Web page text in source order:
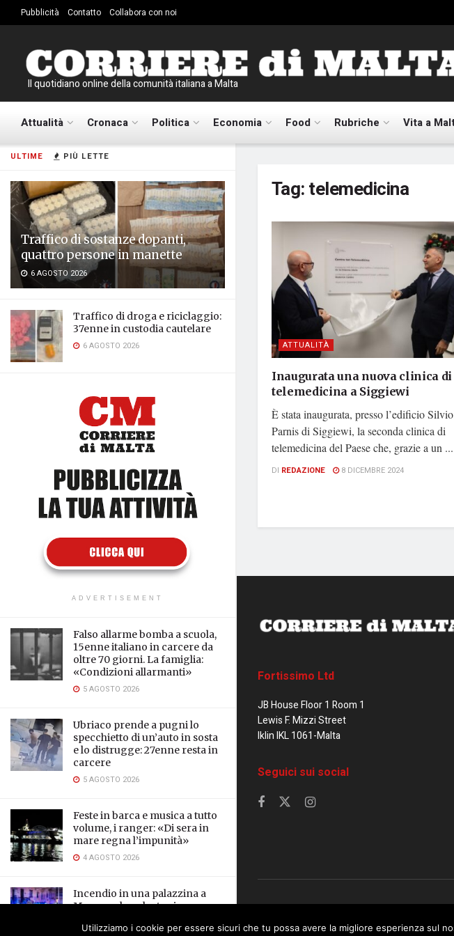
ULTIME PIÙ LETTE
Traffico di sostanze dopanti,
quattro persone in manette
6 AGOSTO 2026
Traffico di droga e riciclaggio:
37enne in custodia cautelare
6 AGOSTO 2026
ADVERTISEMENT
Falso allarme bomba a scuola,
15enne italiano in carcere da
oltre 70 giorni. La famiglia:
«Condizioni allarmanti»
5 AGOSTO 2026
Ubriaco prende a pugni lo
specchietto di un’auto in sosta
e lo distrugge: 27enne resta in
carcere
5 AGOSTO 2026
Feste in barca e musica a tutto
volume, i ranger: «Di sera in
mare regna l’impunità»
4 AGOSTO 2026
Incendio in una palazzina a
Marsascala, salvate cinque
Pubblicità Contatto Collabora con noi
Il quotidiano online della comunità italiana a Malta
Attualità Cronaca Politica Economia Food Rubriche Vita a
Tag:telemedicina
ATTUALITÀ
Inaugurata una nuova clinica di
telemedicina a Siggiewi
È stata inaugurata, presso l’edificio Silvio
Parnis di Siggiewi, la seconda clinica di
telemedicina del Paese che, grazie a un ...
DI REDAZIONE 8 DICEMBRE 2024
Fortissimo Ltd
JB House Floor 1 Room 1
Lewis F. Mizzi Street
Iklin IKL 1061-Malta
Seguici sui social
Utilizziamo i cookie per essere sicuri che tu possa avere la migliore esperienza sul